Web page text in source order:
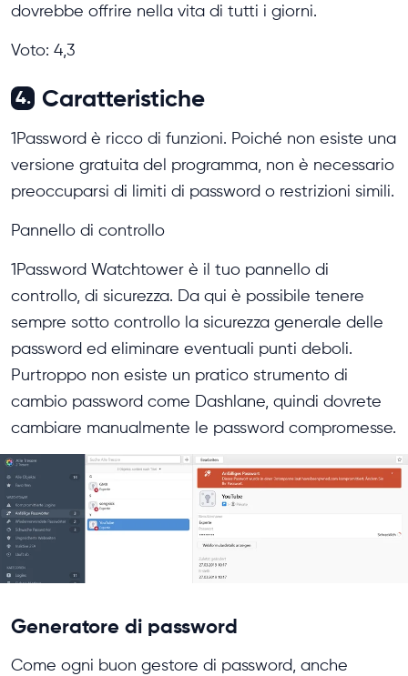
dovrebbe offrire nella vita di tutti i giorni.
Voto: 4,3
4. Caratteristiche
1Password è ricco di funzioni. Poiché non esiste una
versione gratuita del programma, non è necessario
preoccuparsi di limiti di password o restrizioni simili.
Pannello di controllo
1Password Watchtower è il tuo pannello di
controllo, di sicurezza. Da qui è possibile tenere
sempre sotto controllo la sicurezza generale delle
password ed eliminare eventuali punti deboli.
Purtroppo non esiste un pratico strumento di
cambio password come Dashlane, quindi dovrete
cambiare manualmente le password compromesse.
Generatore di password
Come ogni buon gestore di password, anche